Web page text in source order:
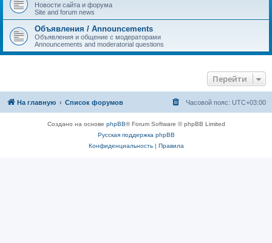
Новости сайта и форума
Site and forum news
Объявления / Announcements
Объявления и общение с модераторами
Announcements and moderatorial questions
Перейти
На главную Список форумов Часовой пояс: UTC+03:00
Создано на основе phpBB® Forum Software © phpBB Limited
Русская поддержка phpBB
Конфиденциальность| Правила